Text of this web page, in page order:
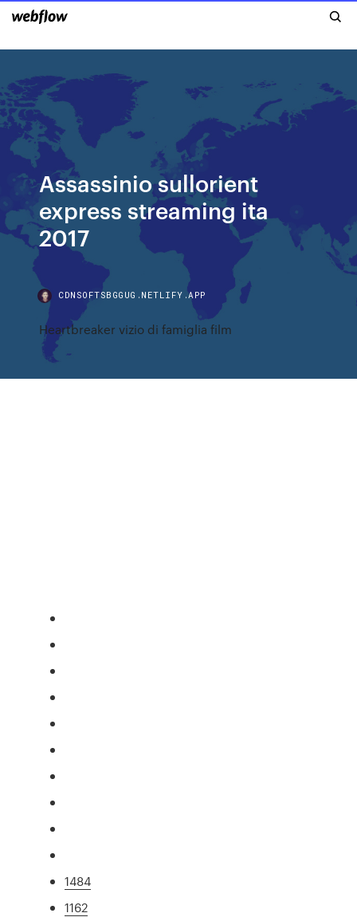
Assassinio sullorient
express streaming ita
2017
CDNSOFTSBGGUG.NETLIFY.APP
Heartbreaker vizio di famiglia film
1484
1162